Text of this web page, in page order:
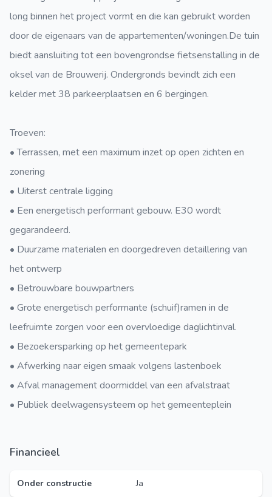
long binnen het project vormt en die kan gebruikt worden
door de eigenaars van de appartementen/woningen.De tuin
biedt aansluiting tot een bovengrondse fietsenstalling in de
oksel van de Brouwerij. Ondergronds bevindt zich een
kelder met 38 parkeerplaatsen en 6 bergingen.
Troeven:
• Terrassen, met een maximum inzet op open zichten en
zonering
• Uiterst centrale ligging
• Een energetisch performant gebouw. E30 wordt
gegarandeerd.
• Duurzame materialen en doorgedreven detaillering van
het ontwerp
• Betrouwbare bouwpartners
• Grote energetisch performante (schuif)ramen in de
leefruimte zorgen voor een overvloedige daglichtinval.
• Bezoekersparking op het gemeentepark
• Afwerking naar eigen smaak volgens lastenboek
• Afval management doormiddel van een afvalstraat
• Publiek deelwagensysteem op het gemeenteplein
Financieel
Onder constructie Ja